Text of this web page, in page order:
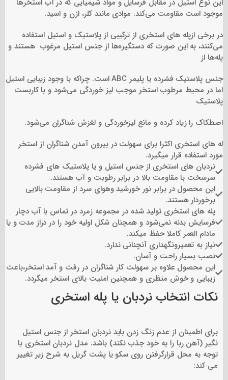
مجلسی از این نوع نردبان می باشند.
مزایای این مدل عدم لیز خوردن می باشد ،تعداد پله های نردبان
باشند. معمولا فاصله بین پله ها ۲۵ سانتی متر می باشد البته در
برخی مواقع تا ۳۰ سانتی متر نیز می رسد.
این نوع استیل در مقابل فرسایل و مواد شیمیایی که در آب استخرها
موجود است مقاومت می‌کند. موادی مانند کلر، ازن و اسید.
در برخی ازپله های استخری از ترکیبی از پلاستیک و استیل استفاده
می‌کنند، به این صورت که دستگیره‌ها از جنس استیل مرغوب هستند و
پله‌ها از
جنس پلاستیک فشرده یا پلیمر ABC است. چراکه با وجود زیبایی استیل
اما در محیط مرطوب استخر موجب لیز خوردگی می‌شود و با کاربست
پلاستیک
اصطکاک را زیاد کرده و مانع لیزخوردگی و لغزش شناگران می‌شود.
له های استخری اکثرا برای سهولت در بیرون آمدن شناگران از استخر
مورد استفاده قرار میگیرد.
نردبان های استخری از جنس استیل و یا پلاستیک های فشرده
سرسخت با مقاومت بالا در برابر رطوبت و آب هستند.
این محصول در برابر نور خورشید وهوای سرد از مقاومت بالایی
برخوردار هستند.
پله های استخری تولید شده در مجموعه زمرد در تماس با آب دچار
فرسایش بدنه نمی‌شود و همچنان شکل اولیه خود را در دراز مدت و یا
مادام العمر کاملا حفظ میکند.
نیاز به تعمیرونگهداری آنچنانی ندارد.
نصب بسیار راحت و آسان.
این محصول علاوه بر سهولت کار شناگران در رفت و آمد استخر،باعث
زیبایی و خوش منظری و همچنین امنیت بالای استخر میگردد.
نکات انتخاب نردبان یا پله استخری
برای اطمینان از عدم زنگ زدن باید نردبان استخر از جنس استیل
نگیر (آهن ربا را به خود جذب نکند) باشد. مدل نردبان استخری با
توجه به محل قرارگرفتن روی سکو یا پشت گریل به شرح زیر تغییر
می کند: